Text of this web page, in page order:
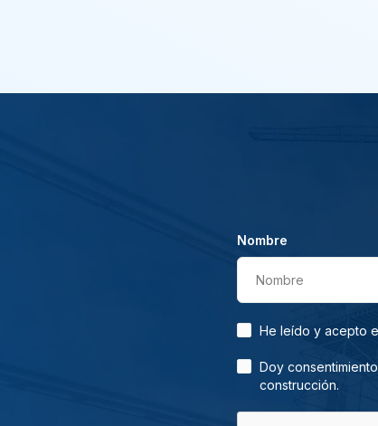
Nombre
Nombre
He leído y acepto
Doy
construcción.